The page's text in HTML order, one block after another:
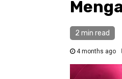
2 min read
4 months ago